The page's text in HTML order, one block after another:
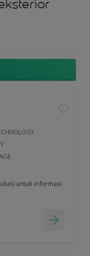
untuk informasi